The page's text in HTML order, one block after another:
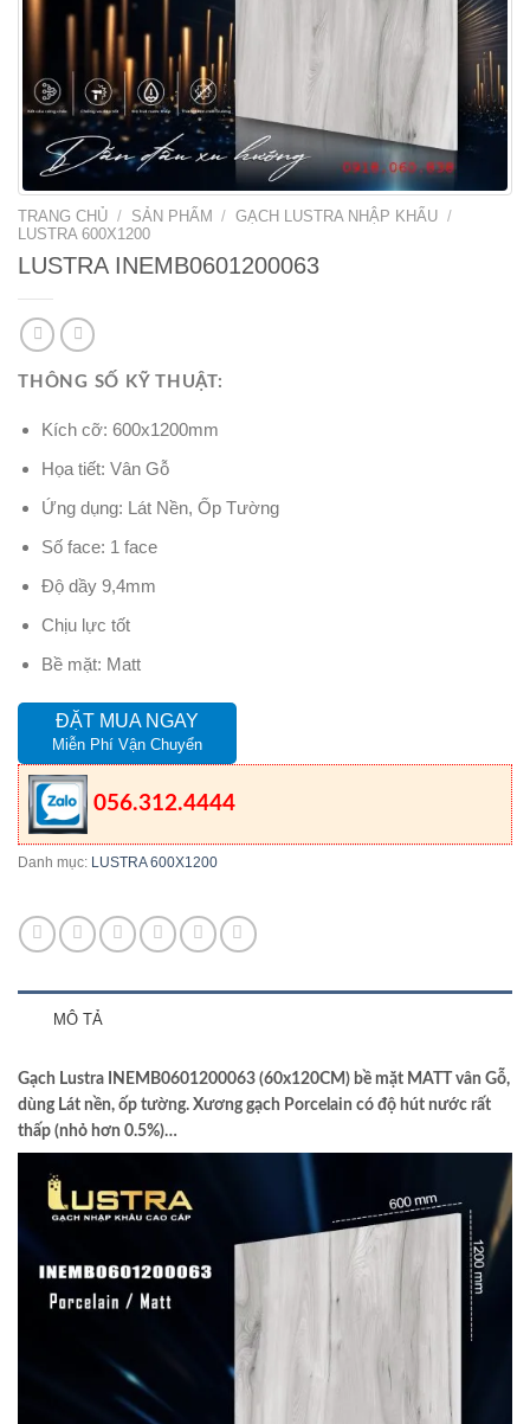
TRANG CHỦ / SẢN PHẨM / GẠCH LUSTRA NHẬP KHẨU /
LUSTRA 600X1200
LUSTRA INEMB0601200063
THÔNG SỐ KỸ THUẬT:
Kích cỡ: 600x1200mm
Họa tiết: Vân Gỗ
Ứng dụng: Lát Nền, Ốp Tường
Số face: 1 face
Độ dầy 9,4mm
Chịu lực tốt
Bề mặt: Matt
ĐẶT MUA NGAY
Miễn Phí Vận Chuyển
056.312.4444
Danh mục: LUSTRA 600X1200
MÔ TẢ
Gạch Lustra INEMB0601200063 (60x120CM) bề mặt MATT vân Gỗ,
dùng Lát nền, ốp tường. Xương gạch Porcelain có độ hút nước rất
thấp (nhỏ hơn 0.5%)…